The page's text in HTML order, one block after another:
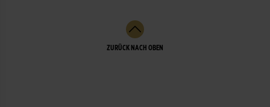
ZURÜCK NACH OBEN